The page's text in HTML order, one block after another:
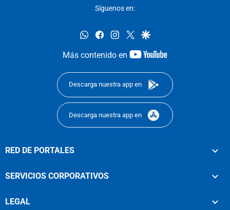
Síguenos en:
whatsappfacebookinstagram
twittergoogle
Más contenido en
youtube-
Descarga nuestra app en
Descarga nuestra app en
RED DE PORTALES
SERVICIOS CORPORATIVOS
LEGAL